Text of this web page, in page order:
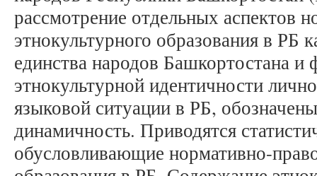
рассмотрение отдельных аспектов
этнокультурного образования в РБ
единства народов Башкортостана и
этнокультурной идентичности
языковой ситуации в РБ,
динамичность. Приводятся
обусловливающие нормативно-